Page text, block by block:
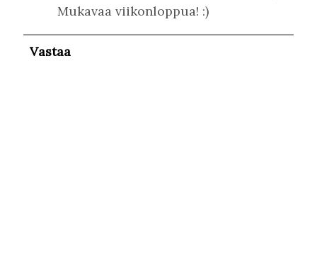
Mukavaa viikonloppua! :)
Vastaa